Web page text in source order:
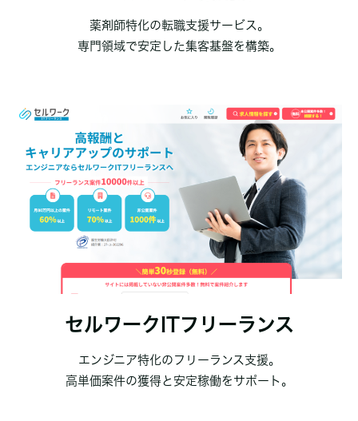
薬剤師特化の転職支援サービス。
専門領域で安定した集客基盤を構築。
セルワークITフリーランス
エンジニア特化のフリーランス支援。
高単価案件の獲得と安定稼働をサポート。